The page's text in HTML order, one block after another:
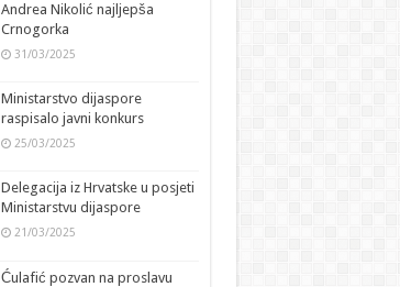
Andrea Nikolić najljepša
Crnogorka
31/03/2025
Ministarstvo dijaspore
raspisalo javni konkurs
25/03/2025
Delegacija iz Hrvatske u posjeti
Ministarstvu dijaspore
21/03/2025
Ćulafić pozvan na proslavu